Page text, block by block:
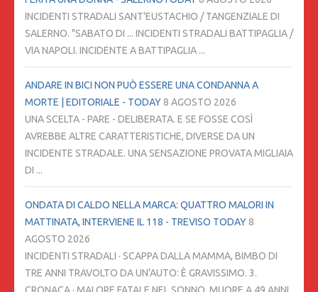
INCIDENTI STRADALI SANT'EUSTACHIO / TANGENZIALE DI
SALERNO. "SABATO DI ... INCIDENTI STRADALI BATTIPAGLIA /
VIA NAPOLI. INCIDENTE A BATTIPAGLIA ...
ANDARE IN BICI NON PUÒ ESSERE UNA CONDANNA A
MORTE | EDITORIALE - TODAY8 AGOSTO 2026
UNA SCELTA - PARE - DELIBERATA. E SE FOSSE COSÌ
AVREBBE ALTRE CARATTERISTICHE, DIVERSE DA UN
INCIDENTE STRADALE. UNA SENSAZIONE PROVATA MIGLIAIA
DI ...
ONDATA DI CALDO NELLA MARCA: QUATTRO MALORI IN
MATTINATA, INTERVIENE IL 118 - TREVISO TODAY8
AGOSTO 2026
INCIDENTI STRADALI · SCAPPA DALLA MAMMA, BIMBO DI
TRE ANNI TRAVOLTO DA UN'AUTO: È GRAVISSIMO. 3.
CRONACA · MALORE FATALE NEL SONNO, MUORE A 49 ANNI